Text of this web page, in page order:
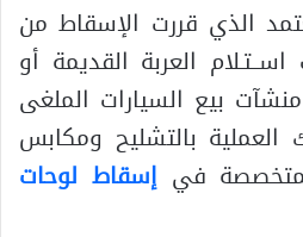
الذي قررت الإسقاط من
اســتـلام العربة القديمة أو
بيع السيارات الملغى
بالتشليح ومكابس
في إسقاط لوحات